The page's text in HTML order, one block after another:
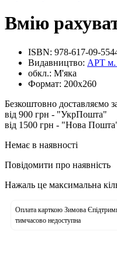
Вмію
ISBN: 978-617-09-
Видавництво: АРТ м.
обкл.: М'яка
Формат: 200х260
Безкоштовно доставляємо
від 900 грн - "УкрПошта"
від 1500 грн - "Нова
Немає в наявності
Повідомити про наявність
Нажаль це максимальна
Оплата карткою Зимова
тимчасово недоступна